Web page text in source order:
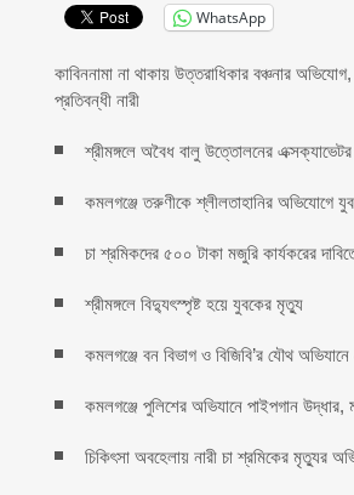
WhatsApp
কাবিননামা না থাকায় উত্তরাধিকার বঞ্চনার
প্রতিবন্ধী নারী
শ্রীমঙ্গলে অবৈধ বালু উত্তোলনের
কমলগঞ্জে তরুণীকে শ্লীলতাহানির অভিযোগে
চা শ্রমিকদের ৫০০ টাকা মজুরি কার্যকরের
শ্রীমঙ্গলে বিদ্যুৎস্পৃষ্ট হয়ে যুবকের মৃত্যু
কমলগঞ্জে বন বিভাগ ও বিজিবি’র যৌথ
কমলগঞ্জে পুলিশের অভিযানে পাইপগান উদ্ধার,
চিকিৎসা অবহেলায় নারী চা শ্রমিকের মৃত্যুর